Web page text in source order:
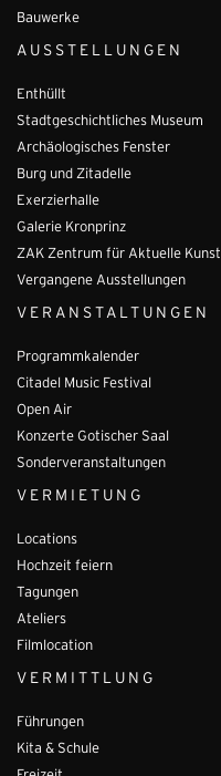
Bauwerke
AUSSTELLUNGEN
Enthüllt
Stadtgeschichtliches Museum
Archäologisches Fenster
Burg und Zitadelle
Exerzierhalle
Galerie Kronprinz
ZAK Zentrum für Aktuelle Kunst
Vergangene Ausstellungen
VERANSTALTUNGEN
Programmkalender
Citadel Music Festival
Open Air
Konzerte Gotischer Saal
Sonderveranstaltungen
VERMIETUNG
Locations
Hochzeit feiern
Tagungen
Ateliers
Filmlocation
VERMITTLUNG
Führungen
Kita & Schule